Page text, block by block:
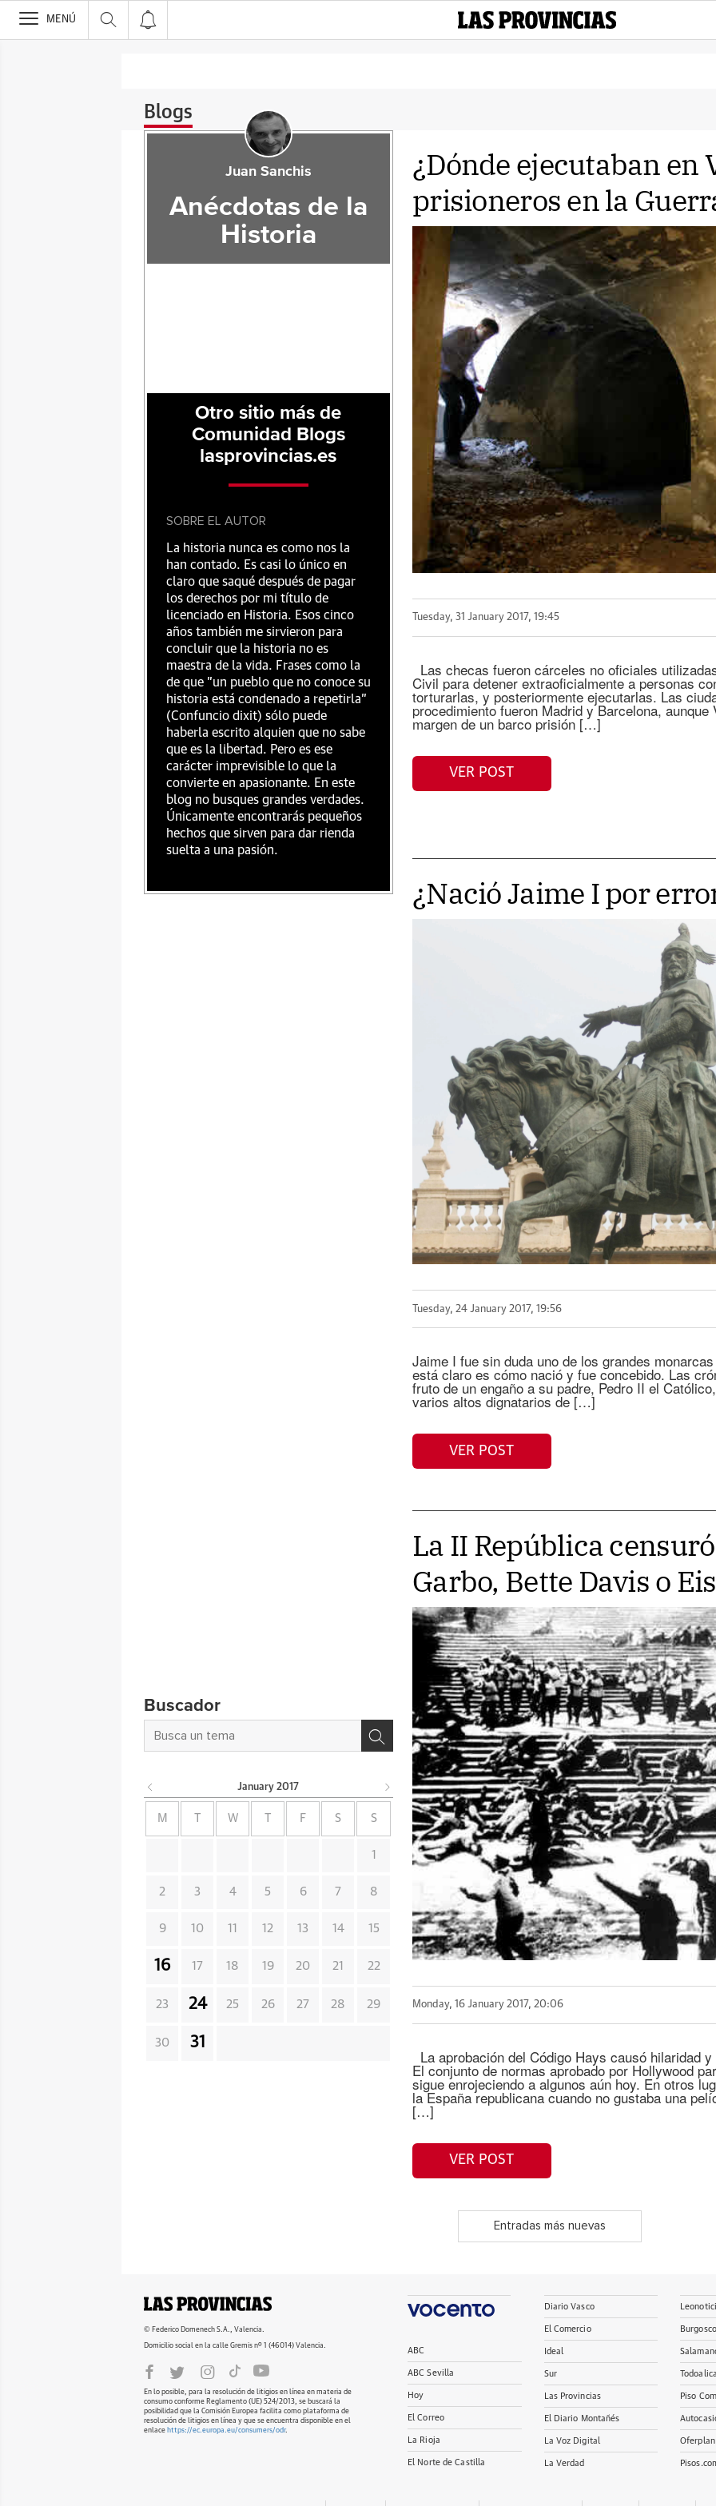
>
MENÚ
Blogs
¿Dónde ejecutaban en
prisioneros en la
Tuesday, 31 January 2017, 19:45
Las checas fueron cárceles no oficiales
Civil para detener extraoficialmente a personas
torturarlas, y posteriormente ejecutarlas. Las
procedimiento fueron Madrid y Barcelona,
margen de un barco prisión […]
VER POST
¿Nació Jaime I por
Tuesday, 24 January 2017, 19:56
Jaime I fue sin duda uno de los grandes
está claro es cómo nació y fue concebido. Las
fruto de un engaño a su padre, Pedro II el
varios altos dignatarios de […]
VER POST
La II República
Garbo, Bette Davis o
Monday, 16 January 2017, 20:06
La aprobación del Código Hays causó hilaridad
El conjunto de normas aprobado por Hollywood
sigue enrojeciendo a algunos aún hoy. En otros
la España republicana cuando no gustaba una
[…]
VER POST
Entradas más nuevas
Juan Sanchis
Anécdotas de la
Historia
Otro sitio más de
Comunidad Blogs
lasprovincias.es
SOBRE EL AUTOR
La historia nunca es como nos la
han contado. Es casi lo único en
claro que saqué después de pagar
los derechos por mi título de
licenciado en Historia. Esos cinco
años también me sirvieron para
concluir que la historia no es
maestra de la vida. Frases como la
de que "un pueblo que no conoce su
historia está condenado a repetirla"
(Confuncio dixit) sólo puede
haberla escrito alquien que no sabe
que es la libertad. Pero es ese
carácter imprevisible lo que la
convierte en apasionante. En este
blog no busques grandes verdades.
Únicamente encontrarás pequeños
hechos que sirven para dar rienda
suelta a una pasión.
Buscador
January 2017
M W F S S
1
2 3 4 5 6 7 8
9 10 11 12 13 14 15
16 17 18 19 20 21 22
23 24 25 26 27 28 29
30 31
© Federico Domenech S.A., Valencia.
Domicilio social en la calle Gremis nº 1 (46014) Valencia.
En lo posible, para la resolución de litigios en línea en materia de
consumo conforme Reglamento (UE) 524/2013, se buscará la
posibilidad que la Comisión Europea facilita como plataforma de
resolución de litigios en línea y que se encuentra disponible en el
enlace https://ec.europa.eu/consumers/odr.
ABC
ABC Sevilla
Hoy
El Correo
La Rioja
El Norte de Castilla
Diario Vasco
El Comercio
Ideal
Sur
Las Provincias
El Diario Montañés
La Voz Digital
La Verdad
Piso
Oferplan